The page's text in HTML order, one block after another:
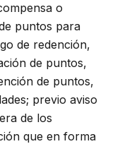
o
puntos para
de redención,
de puntos,
de puntos,
previo aviso
de los
que en forma